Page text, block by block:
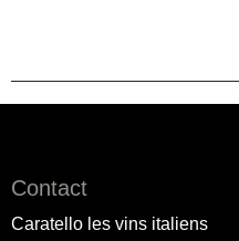
Contact
Caratello les vins italiens